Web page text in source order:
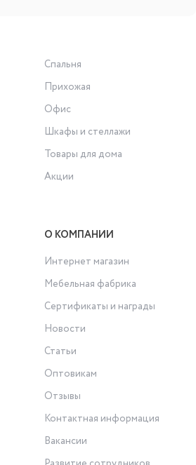
Спальня
Прихожая
Офис
Шкафы и стеллажи
Товары для дома
Акции
О КОМПАНИИ
Интернет магазин
Мебельная фабрика
Сертификаты и награды
Новости
Статьи
Оптовикам
Отзывы
Контактная информация
Вакансии